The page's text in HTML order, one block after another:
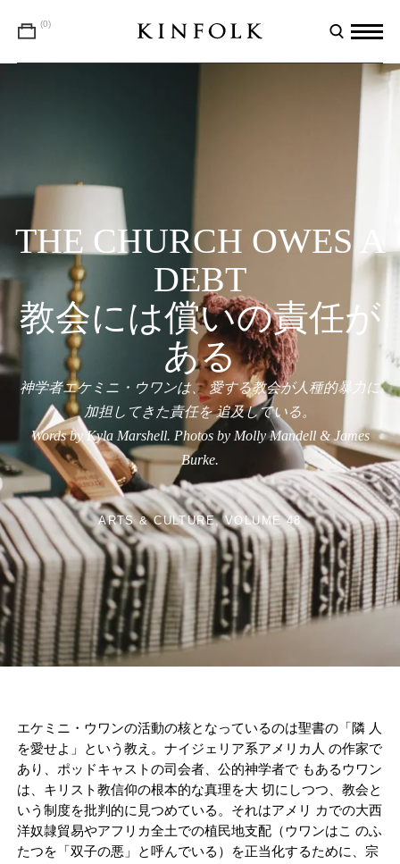
(0)
THE CHURCH OWES A
DEBT
教会には償いの責任が
ある
神学者エケミニ・ウワンは、 愛する教会が人種的暴力に
加担してきた責任を 追及している。
Words by Kyla Marshell. Photos by Molly Mandell & James
Burke.
ARTS & CULTURE VOLUME 48
エケミニ・ウワンの活動の核となっているのは聖書の「隣 人
を愛せよ」という教え。ナイジェリア系アメリカ人 の作家で
あり、ポッドキャストの司会者、公的神学者で もあるウワン
は、キリスト教信仰の根本的な真理を大 切にしつつ、教会と
いう制度を批判的に見つめている。それはアメリ カでの大西
洋奴隷貿易やアフリカ全土での植民地支配（ウワンはこ のふ
たつを「双子の悪」と呼んでいる）を正当化するために、宗